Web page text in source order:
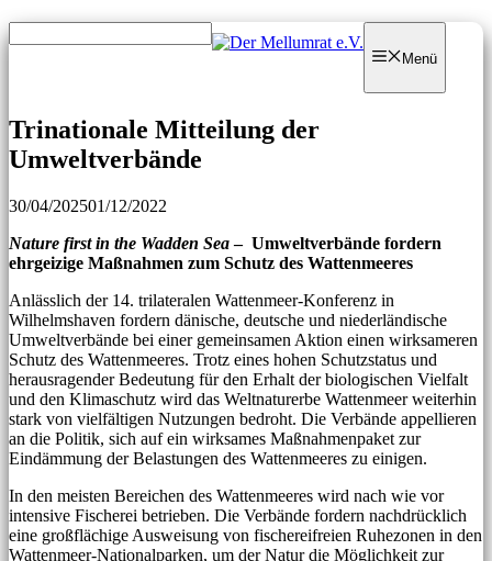
Zum
Inhalt
Zum
Inhalt
Menü
Trinationale Mitteilung der
Umweltverbände
30/04/202501/12/2022
Nature first in the Wadden Sea– Umweltverbände fordern
ehrgeizige Maßnahmen zum Schutz des Wattenmeeres
Anlässlich der 14. trilateralen Wattenmeer-Konferenz in
Wilhelmshaven fordern dänische, deutsche und niederländische
Umweltverbände bei einer gemeinsamen Aktion einen wirksameren
Schutz des Wattenmeeres. Trotz eines hohen Schutzstatus und
herausragender Bedeutung für den Erhalt der biologischen Vielfalt
und den Klimaschutz wird das Weltnaturerbe Wattenmeer weiterhin
stark von vielfältigen Nutzungen bedroht. Die Verbände appellieren
an die Politik, sich auf ein wirksames Maßnahmenpaket zur
Eindämmung der Belastungen des Wattenmeeres zu einigen.
In den meisten Bereichen des Wattenmeeres wird nach wie vor
intensive Fischerei betrieben. Die Verbände fordern nachdrücklich
eine großflächige Ausweisung von fischereifreien Ruhezonen in den
Wattenmeer-Nationalparken, um der Natur die Möglichkeit zur